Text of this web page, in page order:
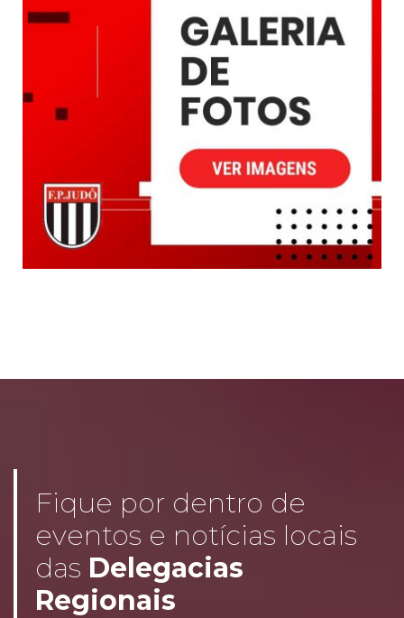
Fique por dentro de
eventos e notícias locais
das Delegacias
Regionais